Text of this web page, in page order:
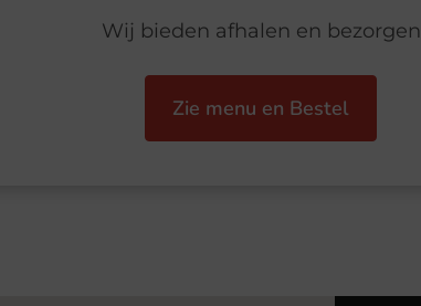
Wij bieden afhalen en bezorgen
Zie menu en Bestel